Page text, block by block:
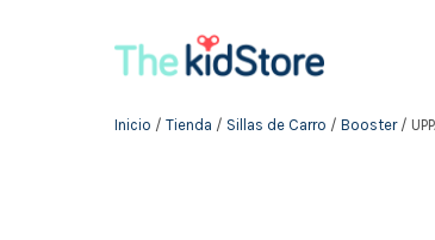
Inicio / Tienda / Sillas de Carro / Booster/